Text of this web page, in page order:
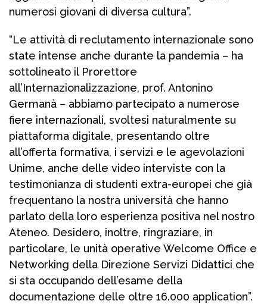
numerosi giovani di diversa cultura”.
“Le attività di reclutamento internazionale sono
state intense anche durante la pandemia – ha
sottolineato il Prorettore
all’Internazionalizzazione, prof. Antonino
Germanà – abbiamo partecipato a numerose
fiere internazionali, svoltesi naturalmente su
piattaforma digitale, presentando oltre
all’offerta formativa, i servizi e le agevolazioni
Unime, anche delle video interviste con la
testimonianza di studenti extra-europei che già
frequentano la nostra università che hanno
parlato della loro esperienza positiva nel nostro
Ateneo. Desidero, inoltre, ringraziare, in
particolare, le unità operative Welcome Office e
Networking della Direzione Servizi Didattici che
si sta occupando dell’esame della
documentazione delle oltre 16.000 application”.